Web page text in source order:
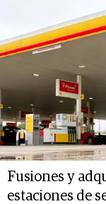
Fusiones y
estaciones de